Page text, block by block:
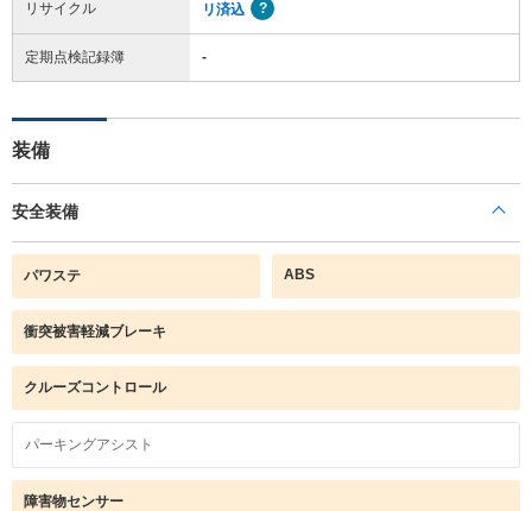
リサイクル リ済込
定期点検記録簿 -
装備
安全装備
パワステ ABS
衝突被害軽減ブレーキ
クルーズコントロール
パーキングアシスト
障害物センサー